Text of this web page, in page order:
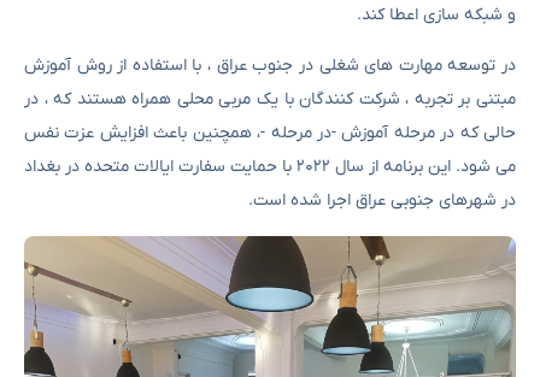
و شبکه سازی اعطا کند.
در توسعه مهارت های شغلی در جنوب عراق ، با استفاده از روش آموزش
مبتنی بر تجربه ، شرکت کنندگان با یک مربی محلی همراه هستند که ، در
حالی که در مرحله آموزش -در مرحله -، همچنین باعث افزایش عزت نفس
می شود. این برنامه از سال ۲۰۲۲ با حمایت سفارت ایالات متحده در بغداد
در شهرهای جنوبی عراق اجرا شده است.